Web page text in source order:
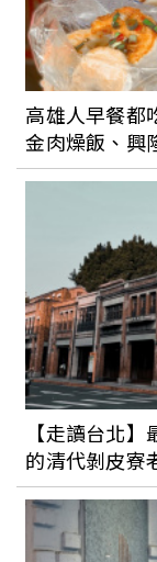
高雄人早餐都
金肉燥飯、興
【走讀台北
的清代剝皮寮